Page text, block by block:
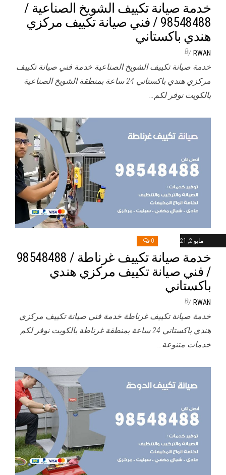
خدمة صيانة تكييف الشويخ الصناعية /
98548488 / فني صيانة تكييف مركزي
هندي باكستاني
By RWAN
خدمة صيانة تكييف الشويخ الصناعية خدمة فني صيانة تكييف
مركزي هندي باكستاني 24 ساعة بمنطقة الشويخ الصناعية
بالكويت نوفر لكم…
مايو 2, 2021 0
خدمة صيانة تكييف غرناطة / 98548488
/ فني صيانة تكييف مركزي هندي
باكستاني
By RWAN
خدمة صيانة تكييف غرناطة خدمة فني صيانة تكييف مركزي
هندي باكستاني 24 ساعة بمنطقة غرناطة بالكويت نوفر لكم
خدمات متنوعة…